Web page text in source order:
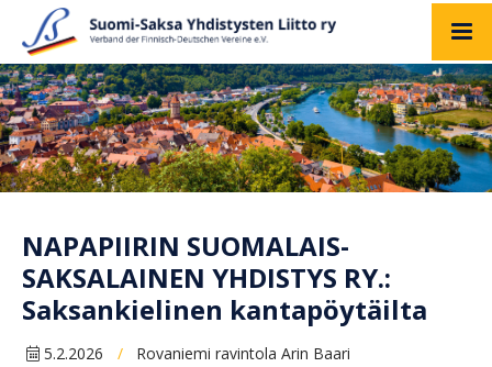
NAPAPIIRIN SUOMALAIS-
SAKSALAINEN YHDISTYS RY.:
Saksankielinen kantapöytäilta
5.2.2026 /
Rovaniemi ravintola Arin Baari